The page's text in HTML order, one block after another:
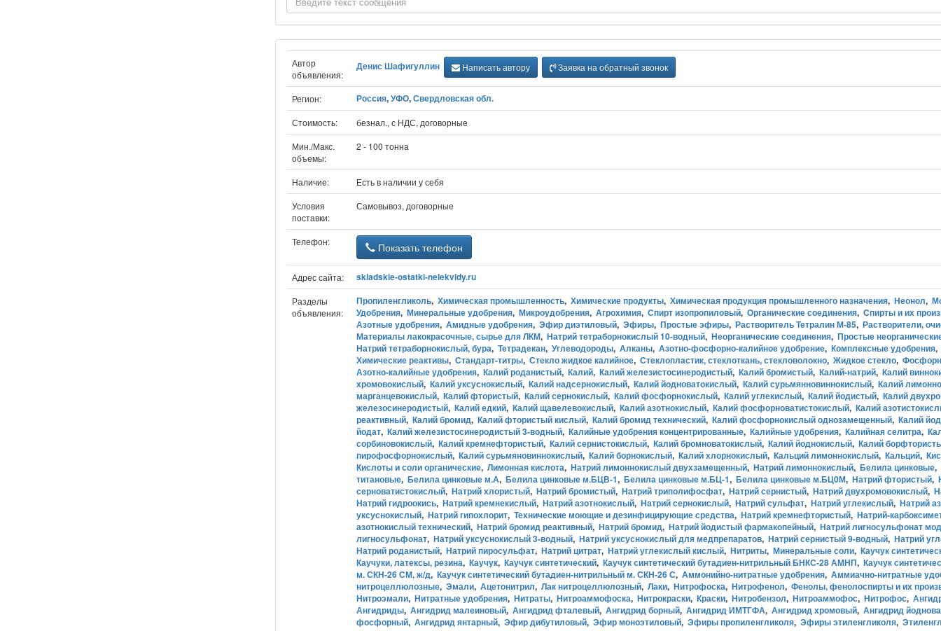
Автор
объявления:
Денис Шафигуллин Написать автору Заявка на обратный звонок
Регион: Россия,УФО,Свердловская обл.
Стоимость:
безнал., с НДС, договорные
Мин./Макс.
объемы:
2 - 100 тонна
Наличие:
Есть в наличии у себя
Условия
поставки:
Самовывоз, договорные
Телефон: Показать телефон
Адрес сайта: skladskie-ostatki-nelekvidy.ru
Разделы
объявления:
Пропиленгликоль, Химическая промышленность, Химические продукты, Химическая продукция промышленного назначения, Неонол,
Удобрения, Минеральные удобрения, Микроудобрения, Агрохимия, Спирт изопропиловый, Органические соединения, Спирты и их
Азотные удобрения, Амидные удобрения, Эфир диэтиловый, Эфиры, Простые эфиры, Растворитель Тетралин М-85, Растворители,
Материалы лакокрасочные, сырье для ЛКМ, Натрий тетраборнокислый 10-водный, Неорганические соединения, Простые
Натрий тетраборнокислый, бура, Тетрадекан, Углеводороды, Алканы, Азотно-фосфорно-калийное удобрение, Комплексные удобрения,
Химические реактивы, Стандарт-титры, Стекло жидкое калийное, Стеклопластик, стеклоткань, стекловолокно, Жидкое стекло,
Азотно-калийные удобрения, Калий роданистый, Калий, Калий железистосинеродистый, Калий бромистый, Калий-натрий, Калий
хромовокислый, Калий уксуснокислый, Калий надсернокислый, Калий йодноватокислый, Калий сурьмянновиннокислый, Калий
марганцевокислый, Калий фтористый, Калий сернокислый, Калий фосфорнокислый, Калий углекислый, Калий йодистый, Калий
железосинеродистый, Калий едкий, Калий щавелевокислый, Калий азотнокислый, Калий фосфорноватистокислый, Калий
реактивный, Калий бромид, Калий фтористый кислый, Калий бромид технический, Калий фосфорнокислый однозамещенный, Калий
йодат, Калий железистосинеродистый 3-водный, Калийные удобрения концентрированные, Калийные удобрения, Калийная селитра,
сорбиновокислый, Калий кремнефтористый, Калий сернистокислый, Калий бромноватокислый, Калий йоднокислый, Калий
пирофосфорнокислый, Калий сурьмяновиннокислый, Калий борнокислый, Калий хлорнокислый, Кальций лимоннокислый, Кальций,
Кислоты и соли органические, Лимонная кислота, Натрий лимоннокислый двухзамещенный, Натрий лимоннокислый, Белила цинковые,
титановые, Белила цинковые м.А, Белила цинковые м.БЦВ-1, Белила цинковые м.БЦ-1, Белила цинковые м.БЦ0М, Натрий фтористый,
серноватистокислый, Натрий хлористый, Натрий бромистый, Натрий триполифосфат, Натрий сернистый, Натрий двухромовокислый,
Натрий гидроокись, Натрий кремнекислый, Натрий азотнокислый, Натрий сернокислый, Натрий сульфат, Натрий углекислый, Натрий
уксуснокислый, Натрий гипохлорит, Технические моющие и дезинфицирующие средства, Натрий кремнефтористый, Натрий-
азотнокислый технический, Натрий бромид реактивный, Натрий бромид, Натрий йодистый фармакопейный, Натрий лигносульфонат
лигносульфонат, Натрий уксуснокислый 3-водный, Натрий уксуснокислый для медпрепаратов, Натрий сернистый 9-водный, Натрий
Натрий роданистый, Натрий пиросульфат, Натрий цитрат, Натрий углекислый кислый, Нитриты, Минеральные соли, Каучук
Каучуки, латексы, резина, Каучук, Каучук синтетический, Каучук синтетический бутадиен-нитрильный БНКС-28 АМНП, Каучук
м. СКН-26 СМ, ж/д, Каучук синтетический бутадиен-нитрильный м. СКН-26 С, Аммонийно-нитратные удобрения, Аммиачно-нитратные
нитроцеллюлозные, Эмали, Ацетонитрил, Лак нитроцеллюлозный, Лаки, Нитрофоска, Нитрофенол, Фенолы, фенолоспирты и их
Нитроэмали, Нитратные удобрения, Нитраты, Нитроаммофоска, Нитрокраски, Краски, Нитробензол, Нитроаммофос, Нитрофос,
Ангидриды, Ангидрид малеиновый, Ангидрид фталевый, Ангидрид борный, Ангидрид ИМТГФА, Ангидрид хромовый, Ангидрид
фосфорный, Ангидрид янтарный, Эфир дибутиловый, Эфир моноэтиловый, Эфиры пропиленгликоля, Эфиры этиленгликоля,